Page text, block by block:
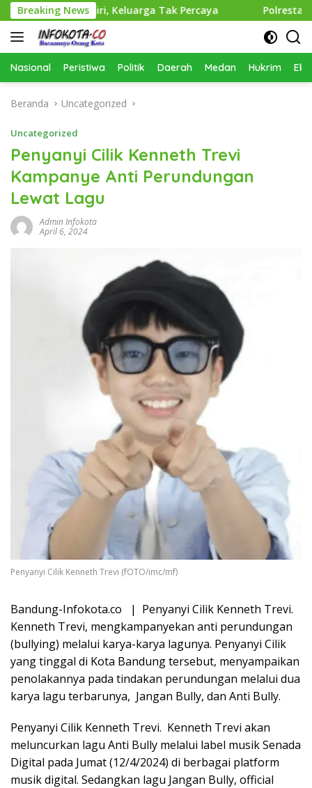
Langsung
ke
konten
Breaking News
Diri, Keluarga Tak Percaya Polresta Deli Serdang
Nasional Peristiwa Politik Daerah Medan Hukrim
Beranda Uncategorized
Uncategorized
Penyanyi Cilik Kenneth Trevi
Kampanye Anti Perundungan
Lewat Lagu
Admin Infokota
April 6, 2024
Penyanyi Cilik Kenneth Trevi (fOTO/imc/mf)
Bandung-Infokota.co | Penyanyi Cilik Kenneth Trevi.
Kenneth Trevi, mengkampanyekan anti perundungan
(bullying) melalui karya-karya lagunya. Penyanyi Cilik
yang tinggal di Kota Bandung tersebut, menyampaikan
penolakannya pada tindakan perundungan melalui dua
karya lagu terbarunya, Jangan Bully, dan Anti Bully.
Penyanyi Cilik Kenneth Trevi. Kenneth Trevi akan
meluncurkan lagu Anti Bully melalui label musik Senada
Digital pada Jumat (12/4/2024) di berbagai platform
musik digital. Sedangkan lagu Jangan Bully, official